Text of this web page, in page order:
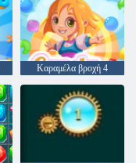
Καραμέλα βροχή 4